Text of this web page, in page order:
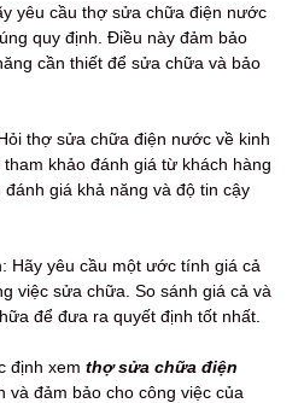
yêu cầu thợ sửa chữa điện nước
quy định. Điều này đảm bảo
cần thiết để sửa chữa và bảo
thợ sửa chữa điện nước về kinh
khảo đánh giá từ khách hàng
giá khả năng và độ tin cậy
Hãy yêu cầu một ước tính giá cả
việc sửa chữa. So sánh giá cả và
để đưa ra quyết định tốt nhất.
định xem thợ sửa chữa điện
và đảm bảo cho công việc của